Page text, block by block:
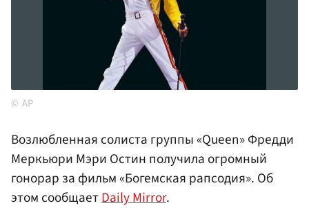
AP
Возлюбленная солиста группы «Queen» Фредди
Меркьюри Мэри Остин получила огромный
гонорар за фильм «Богемская рапсодия». Об
этом сообщаетDaily Mirror.